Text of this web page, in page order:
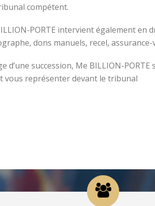
compétent.
PORTE intervient également en
dons manuels, recel, assurance-
succession, Me BILLION-PORTE
vous représenter devant le tribunal